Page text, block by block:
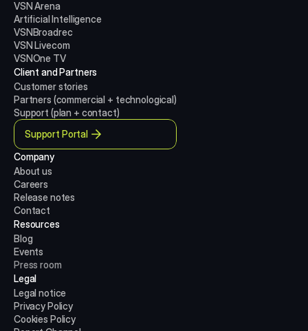
VSN Arena
Artificial Intelligence
VSNBroadrec
VSN Livecom
VSNOne TV
Client and Partners
Customer stories
Partners (commercial + technological)
Support (plan + contact)
Support Portal
Company
About us
Careers
Release notes
Contact
Resources
Blog
Events
Press room
Legal
Legal notice
Privacy Policy
Cookies Policy